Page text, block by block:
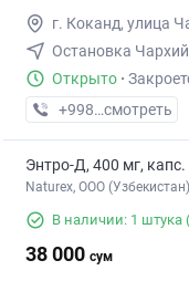
г. Коканд, улица
Остановка
Открыто ·
+998 (90) XXX-XX-
смотреть
Энтро-Д, 400 мг,
Naturex, OOO (Узбекистан)
В наличии: 1 штука
38 000 сум